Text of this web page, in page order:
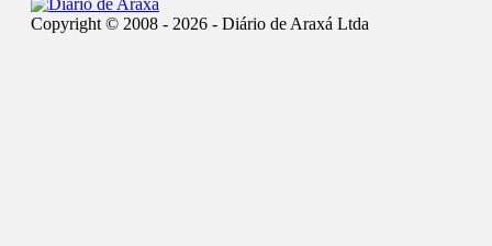
Copyright © 2008 - 2026 - Diário de Araxá Ltda